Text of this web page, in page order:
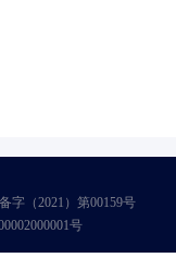
字（2021）第00159号
号